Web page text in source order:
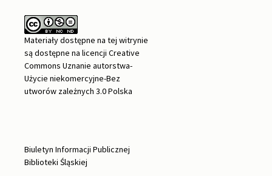
Materiały dostępne na tej witrynie
są dostępne na licencji Creative
Commons Uznanie autorstwa-
Użycie niekomercyjne-Bez
utworów zależnych 3.0 Polska
Biuletyn Informacji Publicznej
Biblioteki Śląskiej